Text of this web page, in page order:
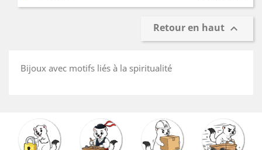
Retour en haut 
Bijoux avec motifs liés à la spiritualité